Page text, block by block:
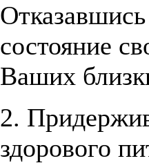
состояние
Ваших
2.
здорового